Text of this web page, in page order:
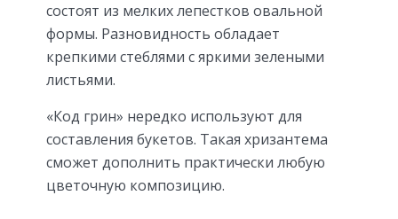
состоят из мелких лепестков овальной
формы. Разновидность обладает
крепкими стеблями с яркими зелеными
листьями.
«Код грин» нередко используют для
составления букетов. Такая хризантема
сможет дополнить практически любую
цветочную композицию.